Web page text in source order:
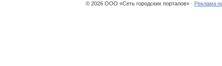
© 2026 ООО «Сеть городских порталов» · Реклама